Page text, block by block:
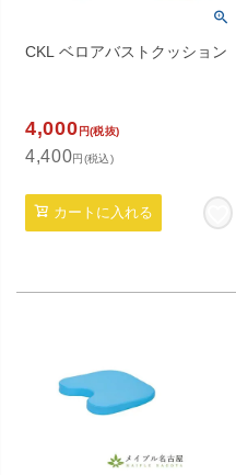
CKL ベロアバストクッション
4,000 円(税抜)
4,400円(税込)
カートに入れる